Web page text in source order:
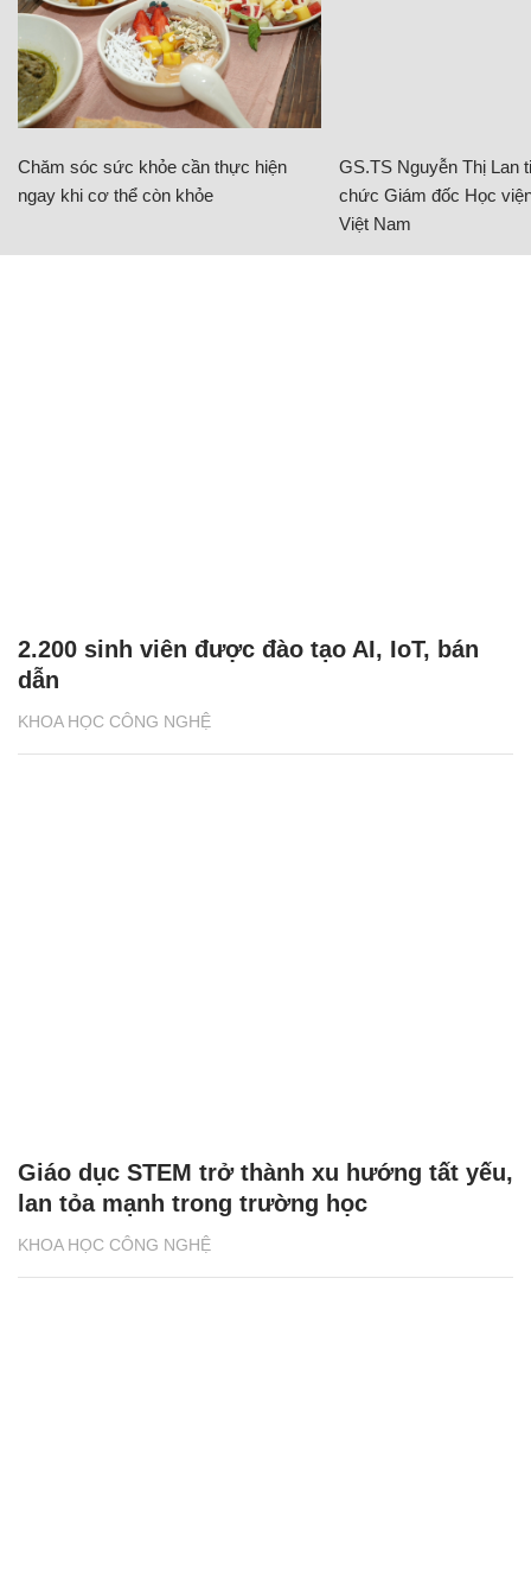
Chăm sóc sức khỏe cần thực hiện
ngay khi cơ thể còn khỏe
GS.TS Nguyễn Thị Lan
chức Giám đốc Học
Việt Nam
KHOA HỌC CÔNG NGHỆ
2.200 sinh viên được đào tạo AI, IoT, bán
dẫn
KHOA HỌC CÔNG NGHỆ
Giáo dục STEM trở thành xu hướng tất yếu,
lan tỏa mạnh trong trường học